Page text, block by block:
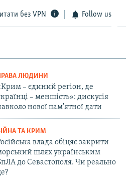
без VPN Follow us
ЛЮДИНИ
– єдиний регіон, де
– меншість»: дискусія
нової пам'ятної дати
ТА КРИМ
влада обіцяє закрити
шлях українським
до Севастополя. Чи реально